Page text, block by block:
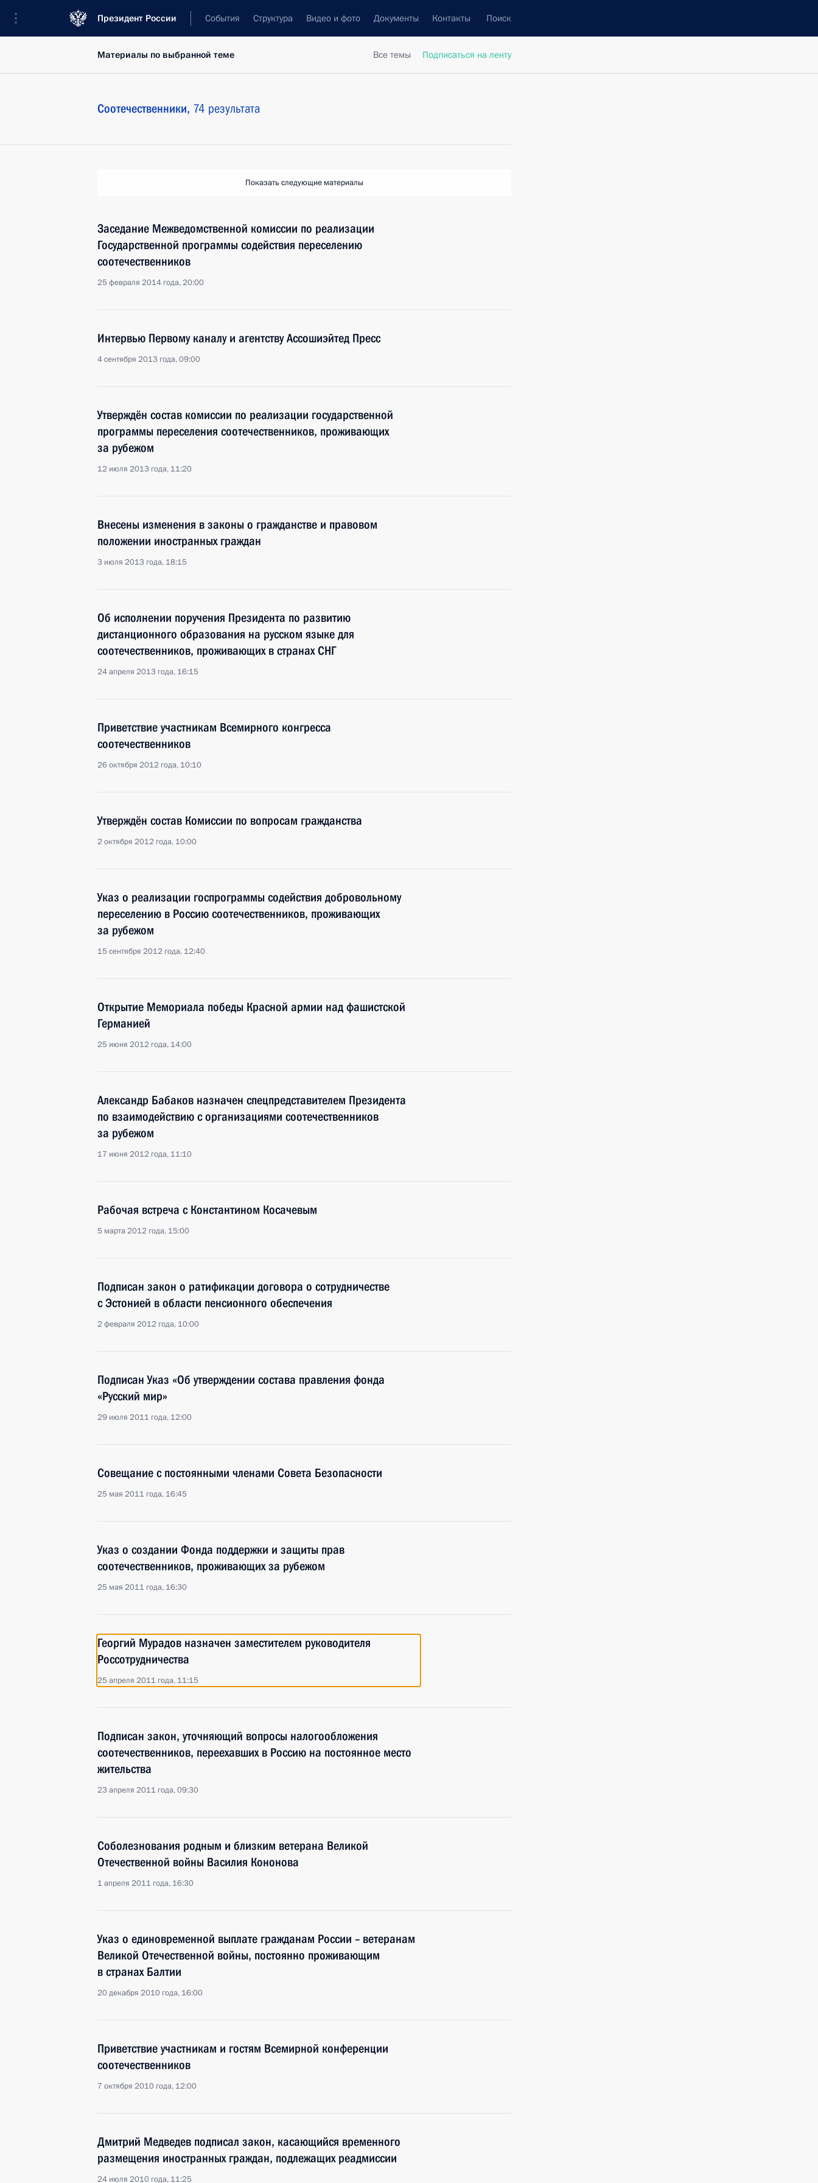
Президент России События Структура Видео и фото Документы Контакты Поиск
Все темы Подписаться на ленту
Материалы по выбранной теме
Соотечественники, 74 результата
Показать следующие материалы
Заседание Межведомственной комиссии по реализации
Государственной программы содействия переселению
соотечественников
25 февраля 2014 года, 20:00
Интервью Первому каналу и агентству Ассошиэйтед Пресс
4 сентября 2013 года, 09:00
Утверждён состав комиссии по реализации государственной
программы переселения соотечественников, проживающих
за рубежом
12 июля 2013 года, 11:20
Внесены изменения в законы о гражданстве и правовом
положении иностранных граждан
3 июля 2013 года, 18:15
Об исполнении поручения Президента по развитию
дистанционного образования на русском языке для
соотечественников, проживающих в странах СНГ
24 апреля 2013 года, 16:15
Приветствие участникам Всемирного конгресса
соотечественников
26 октября 2012 года, 10:10
Утверждён состав Комиссии по вопросам гражданства
2 октября 2012 года, 10:00
Указ о реализации госпрограммы содействия добровольному
переселению в Россию соотечественников, проживающих
за рубежом
15 сентября 2012 года, 12:40
Открытие Мемориала победы Красной армии над фашистской
Германией
25 июня 2012 года, 14:00
Александр Бабаков назначен спецпредставителем Президента
по взаимодействию с организациями соотечественников
за рубежом
17 июня 2012 года, 11:10
Рабочая встреча c Константином Косачевым
5 марта 2012 года, 15:00
Подписан закон о ратификации договора о сотрудничестве
с Эстонией в области пенсионного обеспечения
2 февраля 2012 года, 10:00
Подписан Указ «Об утверждении состава правления фонда
«Русский мир»
29 июля 2011 года, 12:00
Совещание с постоянными членами Совета Безопасности
25 мая 2011 года, 16:45
Указ о создании Фонда поддержки и защиты прав
соотечественников, проживающих за рубежом
25 мая 2011 года, 16:30
Георгий Мурадов назначен заместителем руководителя
Россотрудничества
25 апреля 2011 года, 11:15
Подписан закон, уточняющий вопросы налогообложения
соотечественников, переехавших в Россию на постоянное место
жительства
23 апреля 2011 года, 09:30
Соболезнования родным и близким ветерана Великой
Отечественной войны Василия Кононова
1 апреля 2011 года, 16:30
Указ о единовременной выплате гражданам России – ветеранам
Великой Отечественной войны, постоянно проживающим
в странах Балтии
20 декабря 2010 года, 16:00
Приветствие участникам и гостям Всемирной конференции
соотечественников
7 октября 2010 года, 12:00
Дмитрий Медведев подписал закон, касающийся временного
размещения иностранных граждан, подлежащих реадмиссии
24 июля 2010 года, 11:25